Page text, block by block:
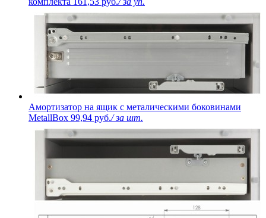
Амортизатор на ящик с металическими боковинами
MetallBox 99,94 руб./ за шт.